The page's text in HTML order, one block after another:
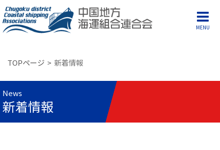
TOPページ 新着情報
News
新着情報
MENU